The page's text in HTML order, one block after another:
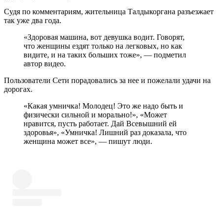
Судя по комментариям, жительница Талдыкоргана разъезжает
так уже два года.
«Здоровая машина, вот девушка водит. Говорят,
что женщины ездят только на легковых, но как
видите, и на таких больших тоже», — подметил
автор видео.
Пользователи Сети порадовались за нее и пожелали удачи на
дорогах.
«Какая умничка! Молодец! Это же надо быть и
физически сильной и морально!», «Может
нравится, пусть работает. Дай Всевышний ей
здоровья», «Умничка! Лишний раз доказала, что
женщина может все», — пишут люди.